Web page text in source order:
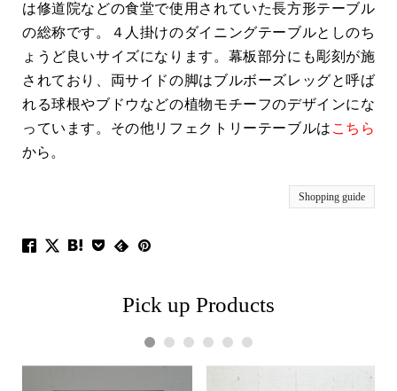
は修道院などの食堂で使用されていた長方形テーブル
の総称です。４人掛けのダイニングテーブルとしのち
ょうど良いサイズになります。幕板部分にも彫刻が施
されており、両サイドの脚はブルボーズレッグと呼ば
れる球根やブドウなどの植物モチーフのデザインにな
っています。その他リフェクトリーテーブルは こちら
から。
Shopping guide
Pick up Products
1 2 3 4 5 6